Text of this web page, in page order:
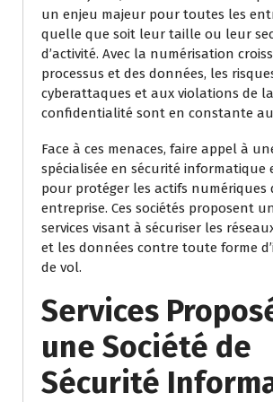
un enjeu majeur pour toutes les
quelle que soit leur taille ou leur
d’activité. Avec la numérisation
processus et des données, les
cyberattaques et aux violations de la
confidentialité sont en constante
Face à ces menaces, faire appel à
spécialisée en sécurité informatique
pour protéger les actifs numériques
entreprise. Ces sociétés proposent
services visant à sécuriser les
et les données contre toute forme
de vol.
Services
une Société de
Sécurité